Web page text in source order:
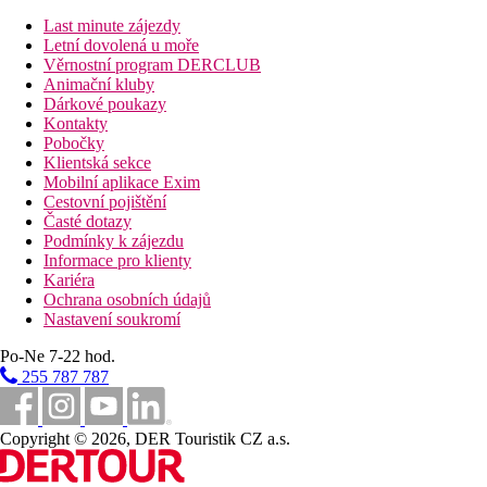
Hotel přímo u pláže
Plážová dovolená
Bazény
Lehátka a slunečníky u bazénu zdarma
Dětský bazén
Fotogalerie
Last minute zájezdy
Letní dovolená u moře
Věrnostní program DERCLUB
Animační kluby
Dárkové poukazy
Kontakty
Pobočky
Klientská sekce
Mobilní aplikace Exim
Cestovní pojištění
Časté dotazy
Podmínky k zájezdu
Informace pro klienty
Kariéra
Ochrana osobních údajů
Nastavení soukromí
Po-Ne 7-22 hod.
255 787 787
Copyright © 2026, DER Touristik CZ a.s.